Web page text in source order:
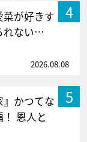
4
が好きす
れない…
2026.08.08
5
』かつてな
恩人と